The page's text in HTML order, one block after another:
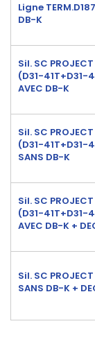
Ligne
DB-K
Sil. SC PROJECT
(D31-41T+D31-
AVEC DB-K
Sil. SC PROJECT
(D31-41T+D31-
SANS DB-K
Sil. SC PROJECT
(D31-41T+D31-
AVEC DB-K +
Sil. SC PROJECT
SANS DB-K +